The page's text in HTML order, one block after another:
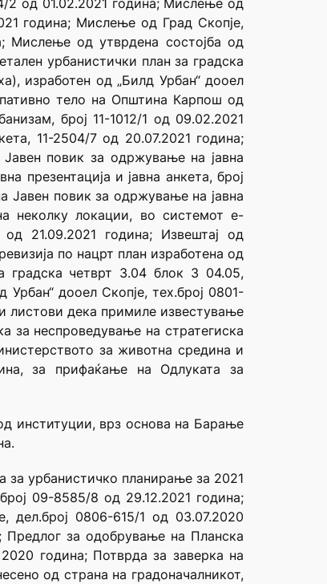
2 од 01.02.2021 година; Мислење од
година; Мислење од Град Скопје,
Мислење од утврдена состојба од
урбанистички план за градска
изработен од „Билд Урбан“ дооел
тело на Oпштина Карпош од
број 11-1012/1 од 09.02.2021
11-2504/7 од 20.07.2021 година;
Јавен повик за одржување на јавна
презентација и јавна анкета, број
Јавен повик за одржување на јавна
неколку локации, во системот е-
од 21.09.2021 година; Извештај од
по нацрт план изработена од
градска четврт З.04 блок З 04.05,
дооел Скопје, тех.број 0801-
листови дека примиле известување
за неспроведување на стратегиска
за животна средина и
за прифаќање на Одлуката за
институции, врз основа на Барање
урбанистичко планирање за 2021
09-8585/8 од 29.12.2021 година;
дел.број 0806-615/1 од 03.07.2020
Предлог за одобрување на Планска
година; Потврда за заверка на
од страна на градоначалникот,